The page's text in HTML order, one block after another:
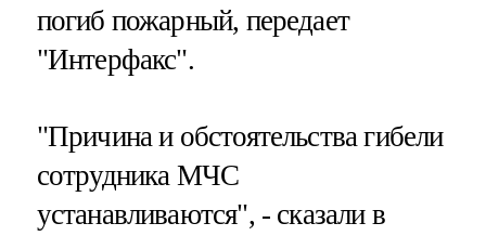
погиб пожарный, передает
"Интерфакс".
"Причина и обстоятельства гибели
сотрудника МЧС
устанавливаются", - сказали в